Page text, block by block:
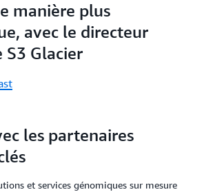
manière plus
avec le directeur
S3 Glacier
les partenaires
et services génomiques sur mesure